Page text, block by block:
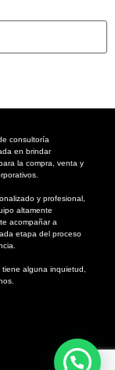
consultoría
en brindar
la compra, venta y
y profesional,
altamente
acompañar a
etapa del proceso
alguna inquietud,